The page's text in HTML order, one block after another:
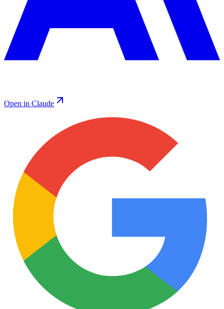
Open in Claude